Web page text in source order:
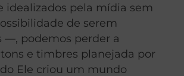
idealizados pela mídia sem
de serem
—, podemos perder a
e timbres planejada por
Ele criou um mundo